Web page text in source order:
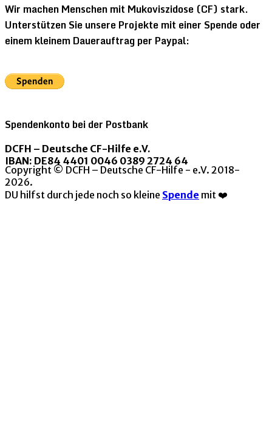
Wir machen Menschen mit Mukoviszidose (CF) stark.
Unterstützen Sie unsere Projekte mit einer Spende oder
einem kleinem Dauerauftrag per Paypal:
Spendenkonto bei der Postbank
DCFH – Deutsche CF-Hilfe e.V.
IBAN: DE84 4401 0046 0389 2724 64
Copyright © DCFH – Deutsche CF-Hilfe - e.V. 2018-
2026.
DU hilfst durch jede noch so kleine Spende mit ❤️